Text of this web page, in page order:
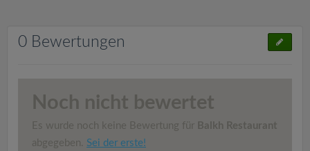
0 Bewertungen
Noch nicht bewertet
Es wurde noch keine Bewertung für Balkh Restaurant
abgegeben. Sei der erste!